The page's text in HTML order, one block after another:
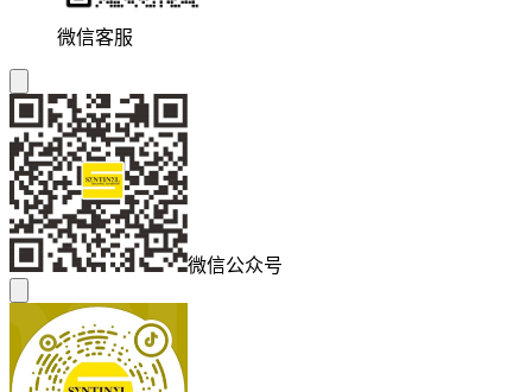
微信客服
微信公众号